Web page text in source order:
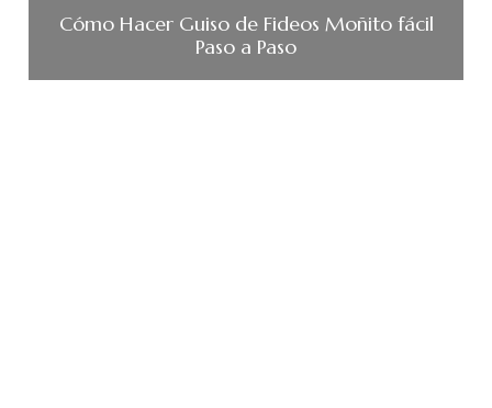
Cómo Hacer Guiso de Fideos Moñito fácil
Paso a Paso